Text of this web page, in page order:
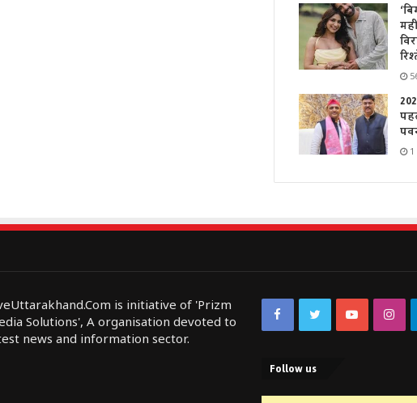
is initiative of 'Prizm
Solutions', A organisation devoted to
news and information sector.
FacebookTwitterYouTube
Follow us